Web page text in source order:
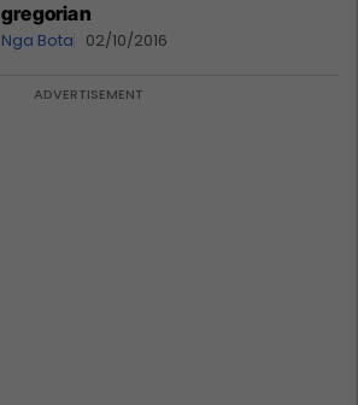
gregorian
Nga Bota 02/10/2016